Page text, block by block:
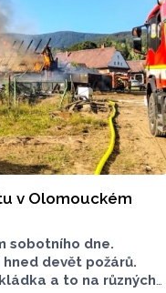
v Olomouckém
sobotního dne.
devět požárů.
a to na různých